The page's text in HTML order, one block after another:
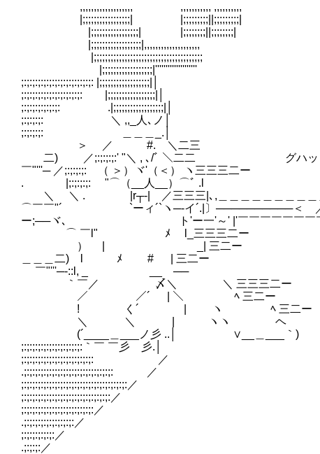
,,,,,,,,,,,,,,,,,,, ,,,,,,,,,,, ,,,,,,,,,,
|;;;;;;;;;;;;;;;;;| |;;;;;;;;;||;;;;;;;;;|
|;;;;;;;;;;;;;;;;;| |;;;;;;;;||;;;;;;;;|
|;;;;;;;;;;;;;;;;;;|,,,,,,,,,,,,,,,,,,,,
|;;;;;;;;;;;;;;;;;;;;;;;;;;;;;;;;;;;;;;;
|;;;;;;;;;;;;;;;;;;|''''''''''''''''''''
;:;:;:;:;:;:;:;:;:;:;:;:;: |;;;;;;;;;;;;;;;;;;|│
;:;:;:;:;:;:;:;:;:;:;: |;;;;;;;;;;;;;;;;;|│
;:;:;:;:;:;:;: .|;;;;;;;;;;;;;;;;;;|│
;:;:;:;: ＼ ,,_人､ノ│
;:;:;:;: ＿＿＿_.│
＞ ／ #. ＼二三
二) ／;:;:;:;:' "＼ , ､/ﾞ ＼二二 グハッ
￣"'''─ ／;:;:;:;: （ ＞）ヾ'（＜） ヽ三三三二ー
. |;:;:;:;: "⌒（__人__）⌒ﾞ .l
＼ ＼ . |r┬-| ／三三三|､,＿＿＿＿＿＿＿＿＿＿
⌒￣￣"´ `ーィ´`ヽ─-イ´.|〕──────────＜ ／
ー;──ヾ､ ト'ー一'～' |'￣￣￣￣￣￣￣￣
⌒ ￣l" ﾒ l_三三三二ー
） | _| 三二ー
＿＿＿二) l ﾒ # | 三二ー
￣"'''─-::l, _ __ ──
｀￣／ 〆＼ ＼ 三三三二ー
／ ／´ | ＼ ﾍ 三二ー
! く´ | ヽ ﾍ 三二ー
＼ ＼ | ヽヽ ヘ /
(´____＿___ノ彡 ..│ ∨__＿
;:;:;:;:;:;:;:;:;:;:;:｀￣ ￣彡 彡.│
;:;:;:;:;:;:;:;:;:;:;:;:;: ／
.;:;:;:;:;:;:;:;:;:;:;:;:;:;:;:;: ／
;:;:;:;:;:;:;:;:;:;:;:;:;:;:;:;:;:;:;:
;:;:;:;:;:;:;:;:;:;:;:;:;:;:;:;:／
;:;:;:;:;:;:;:;:;:;:;:;:;:／
.;:;:;:;:;:;:;:;:;:／
;:;:;:;:;:;:／
.;:;:;:／